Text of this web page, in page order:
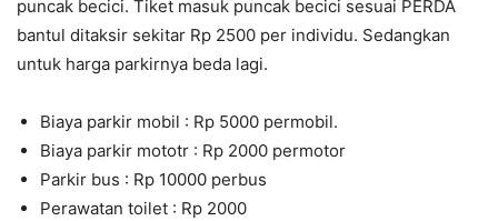
puncak becici. Tiket masuk puncak becici sesuai PERDA
bantul ditaksir sekitar Rp 2500 per individu. Sedangkan
untuk harga parkirnya beda lagi.
Biaya parkir mobil : Rp 5000 permobil.
Biaya parkir mototr : Rp 2000 permotor
Parkir bus : Rp 10000 perbus
Perawatan toilet : Rp 2000